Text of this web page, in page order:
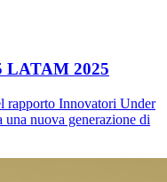
LATAM 2025
rapporto Innovatori Under
nuova generazione di